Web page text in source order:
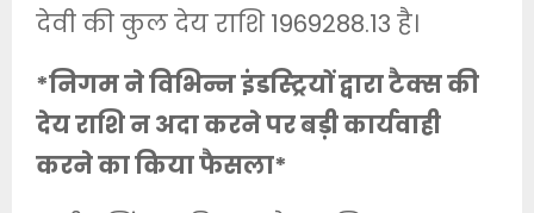
देवी की कुल देय राशि 1969288.13 है।
*निगम ने विभिन्न इंडस्ट्रियों द्वारा टैक्स की
देय राशि न अदा करने पर बड़ी कार्यवाही
करने का किया फैसला*